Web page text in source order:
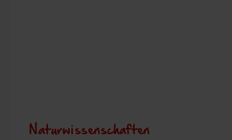
Naturwissenschaften